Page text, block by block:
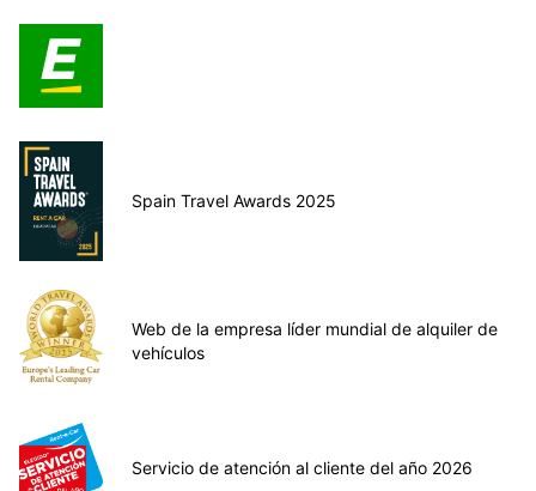
Spain Travel Awards 2025
Web de la empresa líder mundial de alquiler de
vehículos
Servicio de atención al cliente del año 2026